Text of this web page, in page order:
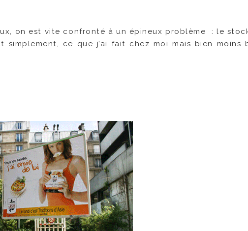
on est vite confronté à un épineux problème : le
simplement, ce que j’ai fait chez moi mais bien moins